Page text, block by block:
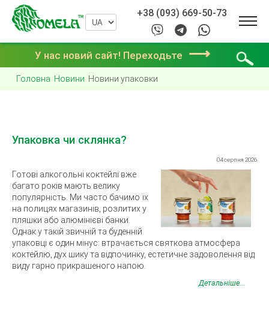
+38 (093) 669-50-73
У нас новий сайт! Переходьте ⟶
Головна Новини Новини упаковки
Упаковка чи склянка?
04 серпня 2026
Готові алкогольні коктейлі вже
багато років мають велику
популярність. Ми часто бачимо їх
на полицях магазинів, розлитих у
пляшки або алюмінієві банки.
Однак у такій звичній та буденній
упаковці є один мінус: втрачається святкова атмосфера
коктейлю, дух шику та відпочинку, естетичне задоволення від
виду гарно прикрашеного напою.
Детальніше...